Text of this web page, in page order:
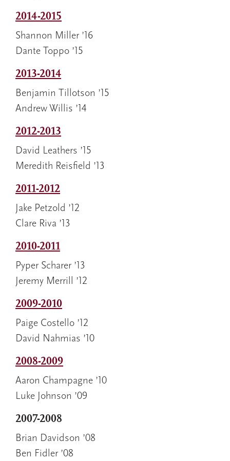
2014-2015
Shannon Miller ’16
Dante Toppo ’15
2013-2014
Benjamin Tillotson ’15
Andrew Willis ’14
2012-2013
David Leathers ’15
Meredith Reisfield ’13
2011-2012
Jake Petzold ’12
Clare Riva ’13
2010-2011
Pyper Scharer ’13
Jeremy Merrill ’12
2009-2010
Paige Costello ’12
David Nahmias ’10
2008-2009
Aaron Champagne ’10
Luke Johnson ’09
2007-2008
Brian Davidson ’08
Ben Fidler ’08